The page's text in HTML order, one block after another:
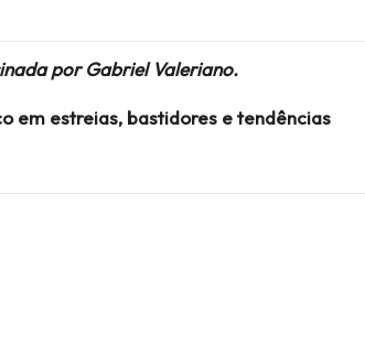
por Gabriel Valeriano.
em estreias, bastidores e tendências